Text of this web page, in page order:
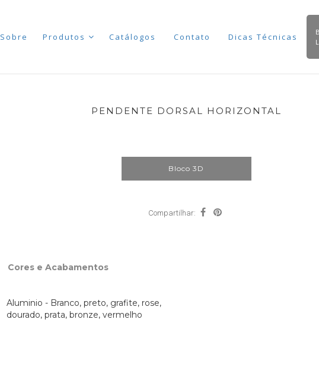
Sobre Produtos Catálogos Contato Dicas Técnicas
PENDENTE DORSAL HORIZONTAL
Bloco 3D
Compartilhar:
Cores e Acabamentos
Aluminio - Branco, preto, grafite, rose,
dourado, prata, bronze, vermelho